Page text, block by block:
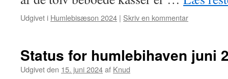
Udgivet i Humlebisæson 2024 | Skriv en kommentar
Status for humlebihaven juni
Udgivet den 15. juni 2024af Knud